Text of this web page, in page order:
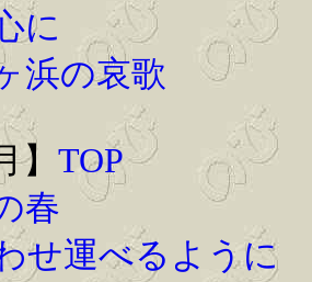
に
浜の哀歌
】 TOP
春
せ運べるように